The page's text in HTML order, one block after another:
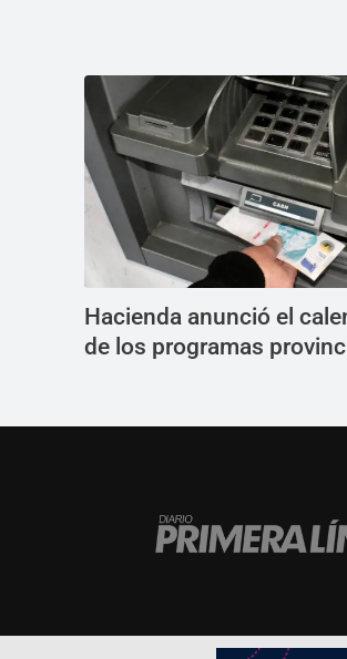
Hacienda anunció el
de los programas